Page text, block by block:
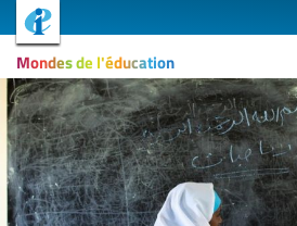
Mondes de l'éducation